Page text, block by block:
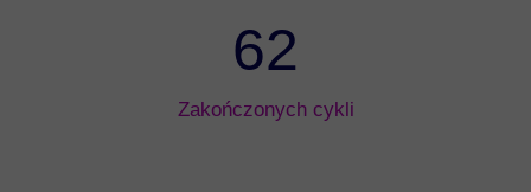
62
Zakończonych cykli